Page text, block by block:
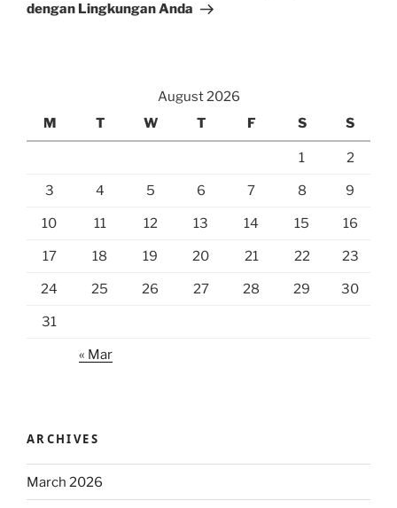
dengan Lingkungan Anda
August 2026
M
T W T F S S
1 2
3 4 5 6 7 8 9
10 11 12 13 14 15 16
17 18 19 20 21 22 23
24 25 26 27 28 29 30
31
« Mar
ARCHIVES
March 2026